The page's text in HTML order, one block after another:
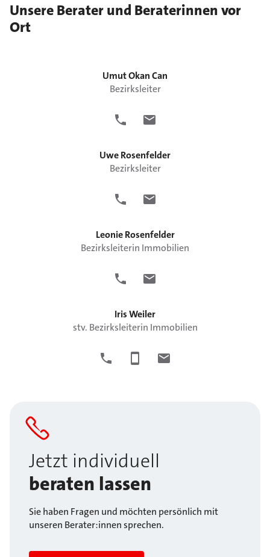
Unsere Berater und Beraterinnen vor
Ort
Umut OkanCan
Bezirksleiter
UweRosenfelder
Bezirksleiter
Leonie Rosenfelder
Bezirksleiterin Immobilien
IrisWeiler
stv. Bezirksleiterin Immobilien
Jetzt individuell
beraten lassen
Sie haben Fragen und möchten persönlich mit
unseren Berater:innen sprechen.